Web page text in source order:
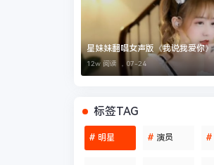
星妹妹翻唱女声版《我说我爱你》
12w 阅读 ， 07-24
标签TAG
# 明星 # 演员 #